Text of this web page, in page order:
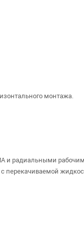
монтажа.
и радиальными
перекачиваемой